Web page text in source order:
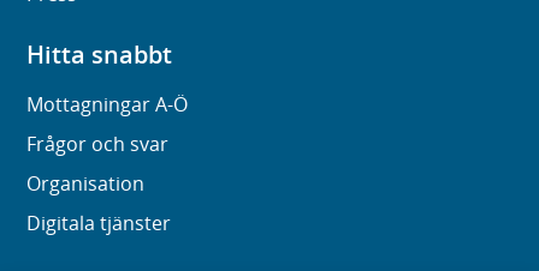
Hitta snabbt
Mottagningar A-Ö
Frågor och svar
Organisation
Digitala tjänster